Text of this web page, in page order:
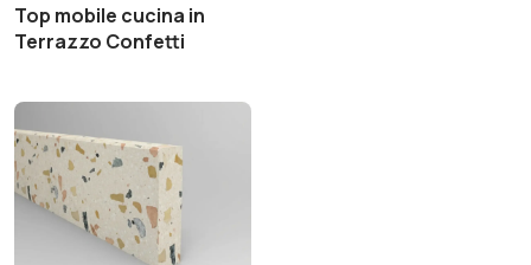
Top mobile cucina in
Terrazzo Confetti